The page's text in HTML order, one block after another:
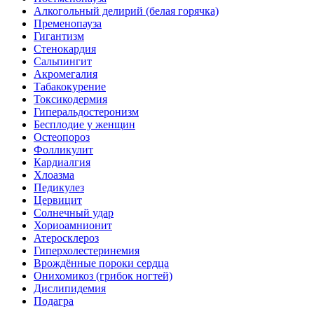
Алкогольный делирий (белая горячка)
Пременопауза
Гигантизм
Стенокардия
Сальпингит
Акромегалия
Табакокурение
Токсикодермия
Гиперальдостеронизм
Бесплодие у женщин
Остеопороз
Фолликулит
Кардиалгия
Хлоазма
Педикулез
Цервицит
Солнечный удар
Хориоамнионит
Атеросклероз
Гиперхолестеринемия
Врождённые пороки сердца
Онихомикоз (грибок ногтей)
Дислипидемия
Подагра